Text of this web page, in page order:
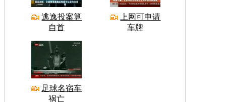
逃逸投案算
自首
上网可申请
车牌
足球名宿车
祸亡